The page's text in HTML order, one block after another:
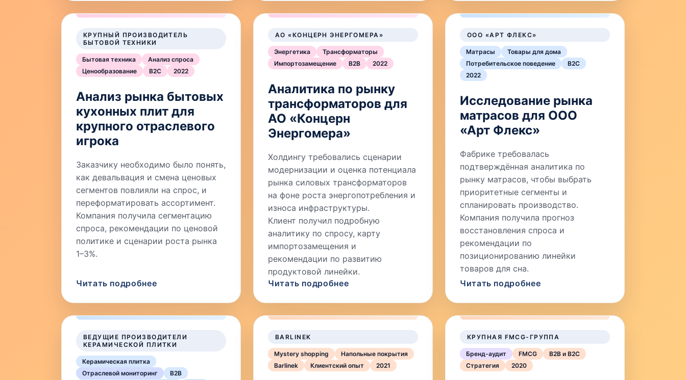
КРУПНЫЙ ПРОИЗВОДИТЕЛЬ
БЫТОВОЙ ТЕХНИКИ
Бытовая техника
Анализ спроса
Ценообразование
B2C 2022
Анализ рынка бытовых
кухонных плит для
крупного отраслевого
игрока
Заказчику необходимо было понять,
как девальвация и смена ценовых
сегментов повлияли на спрос, и
переформатировать ассортимент.
Компания получила сегментацию
спроса, рекомендации по ценовой
политике и сценарии роста рынка
1–3%.
Читать подробнее
АО «КОНЦЕРН ЭНЕРГОМЕРА»
Энергетика
Трансформаторы
Импортозамещение
B2B 2022
Аналитика по рынку
трансформаторов для
АО «Концерн
Энергомера»
Холдингу требовались сценарии
модернизации и оценка потенциала
рынка силовых трансформаторов
на фоне роста энергопотребления и
износа инфраструктуры.
Клиент получил подробную
аналитику по спросу, карту
импортозамещения и
рекомендации по развитию
продуктовой линейки.
Читать подробнее
ООО «АРТ ФЛЕКС»
Матрасы
Товары для дома
Потребительское поведение
B2C
2022
Исследование рынка
матрасов для ООО
«Арт Флекс»
Фабрике требовалась
подтверждённая аналитика по
рынку матрасов, чтобы выбрать
приоритетные сегменты и
спланировать производство.
Компания получила прогноз
восстановления спроса и
рекомендации по
позиционированию линейки
товаров для сна.
Читать подробнее
ВЕДУЩИЕ ПРОИЗВОДИТЕЛИ
КЕРАМИЧЕСКОЙ ПЛИТКИ
Керамическая плитка
Отраслевой мониторинг
B2B
BARLINEK
Mystery shopping
Напольные покрытия
Barlinek
Клиентский опыт 2021
КРУПНАЯ FMCG-ГРУППА
Бренд-аудит FMCG
B2B и B2C
Стратегия
2020